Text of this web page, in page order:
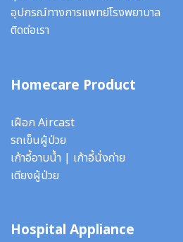
อุปกรณ์ทางการแพทย์โรงพยาบาล
ติดต่อเรา
Homecare Product
เฝือก Aircast
รถเข็นผู้ป่วย
เก้าอี้อาบน้ำ | เก้าอี้นั่งถ่าย
เตียงผู้ป่วย
Hospital Appliance